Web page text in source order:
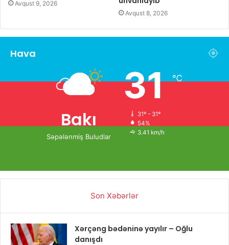
Avqust 9, 2026
Avqust 8, 2026
Hava
Bakı
Səpələnmiş Buludlar
31℃
31º - 31º
54%
3.41 km/h
Son Xəbərlər
Xərçəng bədəninə yayılır – Oğlu
danışdı